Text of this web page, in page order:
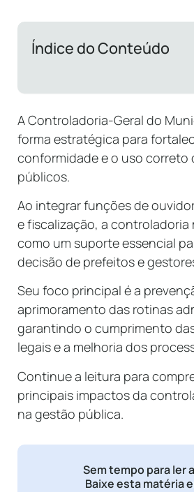
Índice do Conteúdo
A Controladoria-Geral do
forma estratégica para
conformidade e o uso correto
públicos.
Ao integrar funções de
e fiscalização, a controladoria
como um suporte essencial
decisão de prefeitos e
Seu foco principal é a
aprimoramento das rotinas
garantindo o cumprimento
legais e a melhoria dos
Continue a leitura para
principais impactos da
na gestão pública.
Sem tempo para ler
Baixe esta matéria